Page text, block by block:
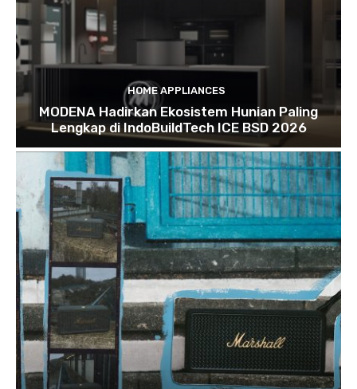
HOME APPLIANCES
MODENA Hadirkan Ekosistem Hunian Paling
Lengkap di IndoBuildTech ICE BSD 2026